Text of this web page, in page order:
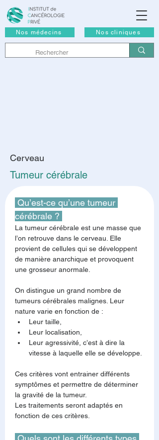
Nos médecins Nos cliniques
Cerveau
Tumeur cérébrale
cérébrale ?
La tumeur cérébrale est une masse que
l’on retrouve dans le cerveau. Elle
provient de cellules qui se développent
de manière anarchique et provoquent
une grosseur anormale.
On distingue un grand nombre de
tumeurs cérébrales malignes. Leur
nature varie en fonction de :
Leur taille,
Leur localisation,
Leur agressivité, c’est à dire la
vitesse à laquelle elle se développe.
Ces critères vont entrainer différents
symptômes et permettre de déterminer
la gravité de la tumeur.
Les traitements seront adaptés en
fonction de ces critères.